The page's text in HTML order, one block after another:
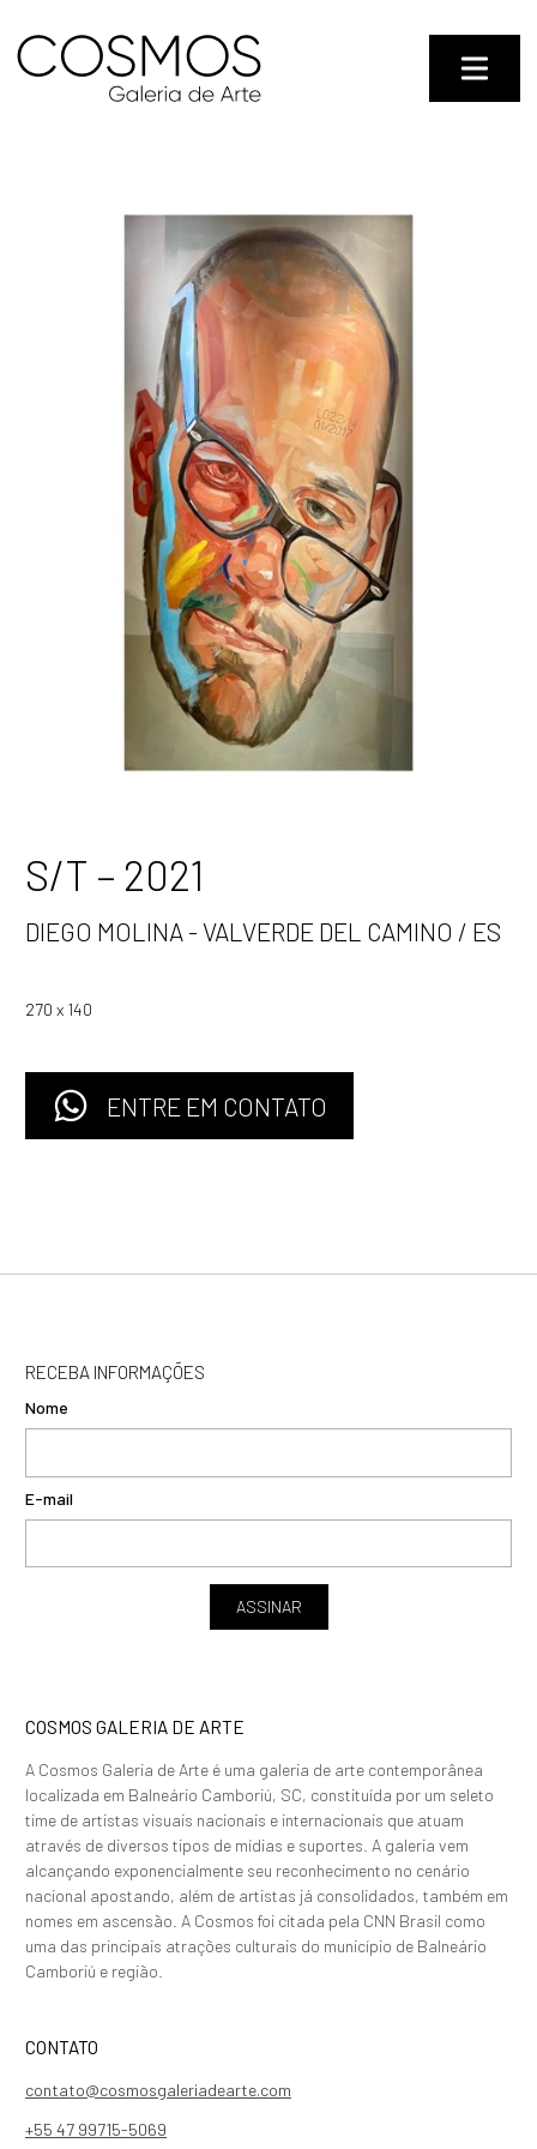
S/T – 2021
DIEGO MOLINA - VALVERDE DEL CAMINO / ES
270 x 140
ENTRE EM CONTATO
RECEBA INFORMAÇÕES
Nome
E-mail
ASSINAR
COSMOS GALERIA DE ARTE
A Cosmos Galeria de Arte é uma galeria de arte contemporânea
localizada em Balneário Camboriú, SC, constituída por um seleto
time de artistas visuais nacionais e internacionais que atuam
através de diversos tipos de mídias e suportes. A galeria vem
alcançando exponencialmente seu reconhecimento no cenário
nacional apostando, além de artistas já consolidados, também em
nomes em ascensão. A Cosmos foi citada pela CNN Brasil como
uma das principais atrações culturais do município de Balneário
Camboriú e região.
CONTATO
contato@cosmosgaleriadearte.com
+55 47 99715-5069